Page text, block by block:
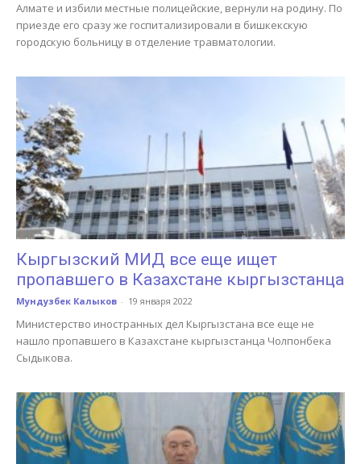
Алмате и избили местные полицейские, вернули на родину. По
приезде его сразу же госпитализировали в бишкекскую
городскую больницу в отделение травматологии.
Кыргызский МИД все еще ищет
пропавшего в Казахстане кыргызстанца
Мундузбек Калыков - 19 января 2022
Министерство иностранных дел Кыргызстана все еще не
нашло пропавшего в Казахстане кыргызстанца Чолпонбека
Сыдыкова.